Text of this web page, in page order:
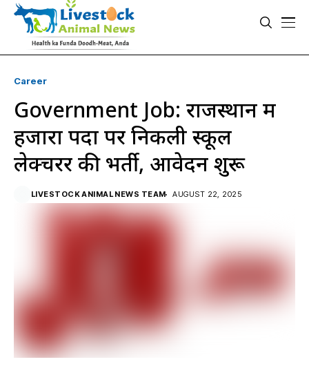
Career
Government Job: राजस्थान में
हजारों पदों पर निकली स्कूल
लेक्चरर की भर्ती, आवेदन शुरू
LIVESTOCK ANIMAL NEWS TEAM AUGUST 22, 2025